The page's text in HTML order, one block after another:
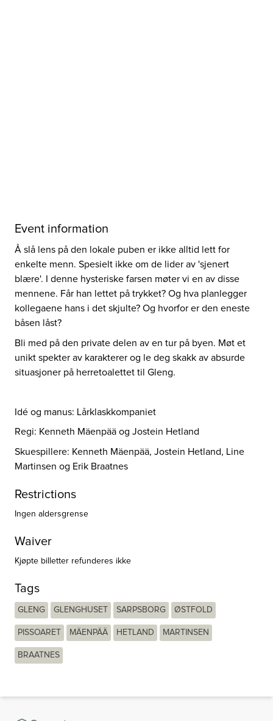
Event information
Å slå lens på den lokale puben er ikke alltid lett for
enkelte menn. Spesielt ikke om de lider av 'sjenert
blære'. I denne hysteriske farsen møter vi en av disse
mennene. Får han lettet på trykket? Og hva planlegger
kollegaene hans i det skjulte? Og hvorfor er den eneste
båsen låst?
Bli med på den private delen av en tur på byen. Møt et
unikt spekter av karakterer og le deg skakk av absurde
situasjoner på herretoalettet til Gleng.
Idé og manus: Lårklaskkompaniet
Regi: Kenneth Mäenpää og Jostein Hetland
Skuespillere: Kenneth Mäenpää, Jostein Hetland, Line
Martinsen og Erik Braatnes
Restrictions
Ingen aldersgrense
Waiver
Kjøpte billetter refunderes ikke
Tags
GLENG GLENGHUSET SARPSBORG ØSTFOLD
PISSOARET MÄENPÄÄ HETLAND MARTINSEN
BRAATNES